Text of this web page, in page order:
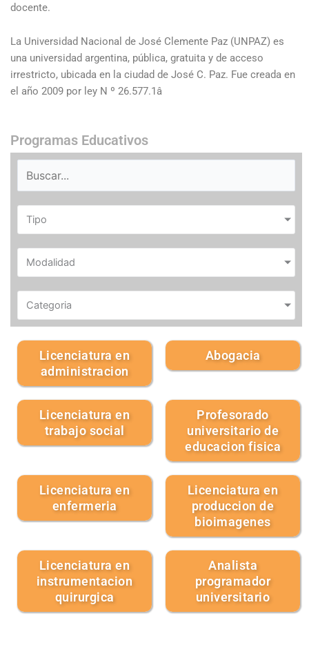
docente.
La Universidad Nacional de José Clemente Paz (UNPAZ) es
una universidad argentina, pública, gratuita y de acceso
irrestricto, ubicada en la ciudad de José C. Paz. Fue creada en
el año 2009 por ley N º 26.577.1â
Programas Educativos
Tipo
Modalidad
Categoria
Licenciatura en
administracion
Abogacia
Licenciatura en
trabajo social
Profesorado
universitario de
educacion fisica
Licenciatura en
enfermeria
Licenciatura en
produccion de
bioimagenes
Licenciatura en
instrumentacion
quirurgica
Analista
programador
universitario